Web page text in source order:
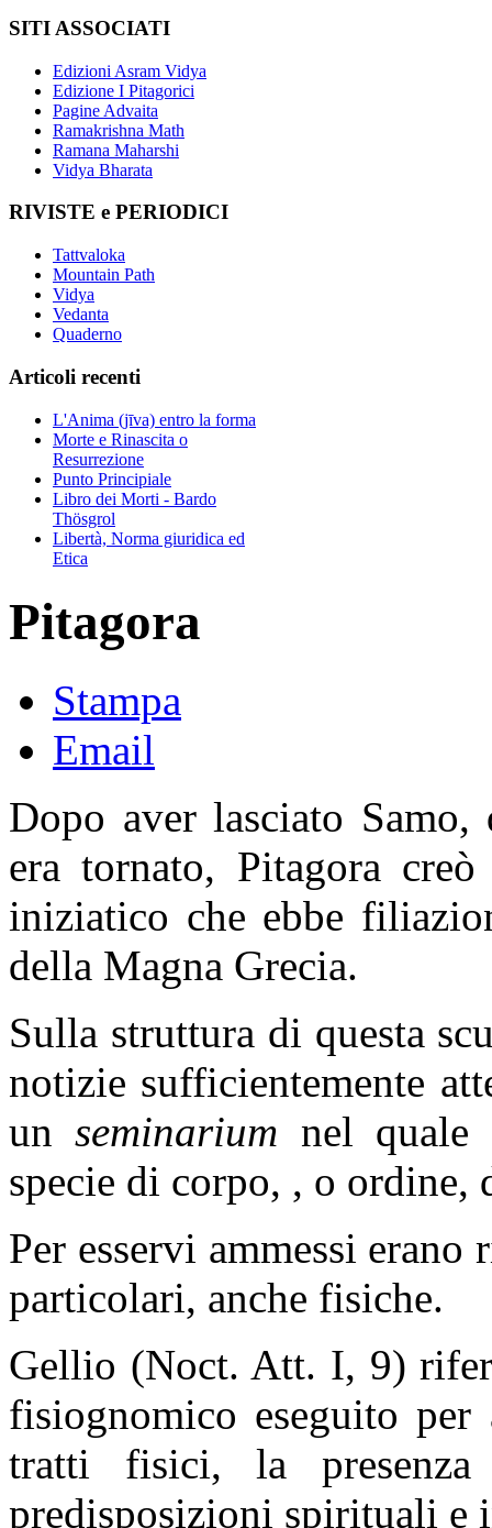
SITI ASSOCIATI
Edizioni Asram Vidya
Edizione I Pitagorici
Pagine Advaita
Ramakrishna Math
Ramana Maharshi
Vidya Bharata
RIVISTE e PERIODICI
Tattvaloka
Mountain Path
Vidya
Vedanta
Quaderno
Articoli recenti
L'Anima (jīva) entro la forma
Morte e Rinascita o
Resurrezione
Punto Principiale
Libro dei Morti - Bardo
Thösgrol
Libertà, Norma giuridica ed
Etica
Pitagora
Stampa
Email
Dopo aver lasciato
era tornato, Pitagora
iniziatico che ebbe
della Magna Grecia.
Sulla struttura di questa
notizie sufficientemente
unseminarium nel quale
specie di corpo, , o ordine,
Per esservi ammessi
particolari, anche fisiche.
Gellio (Noct. Att. I, 9)
fisiognomico eseguito per
tratti fisici, la
predisposizioni spirituali e